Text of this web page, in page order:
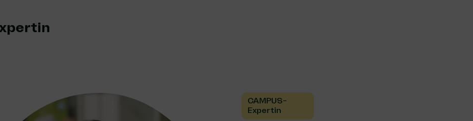
CAMPUS-
Expertin